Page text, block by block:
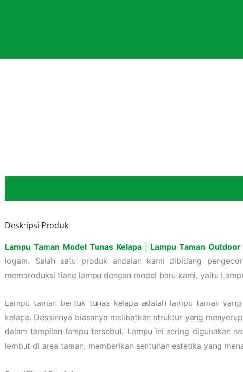
Deskripsi Produk
Lampu Taman Model Tunas Kelapa | Lampu Taman Outdoor
logam. Salah satu produk andalan kami dibidang
memproduksi tiang lampu dengan model baru kami. yaitu
Lampu taman bentuk tunas kelapa adalah lampu taman
kelapa. Desainnya biasanya melibatkan struktur yang
dalam tampilan lampu tersebut. Lampu ini sering digunakan
lembut di area taman, memberikan sentuhan estetika yang